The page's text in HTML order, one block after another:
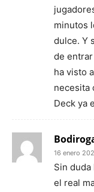
minutos
dulce. Y
de
ha visto
necesita
Deck ya
16 enero
Sin
el real